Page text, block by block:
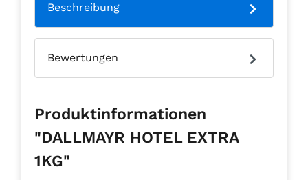
Beschreibung
Bewertungen
Produktinformationen
"DALLMAYR HOTEL EXTRA
1KG"